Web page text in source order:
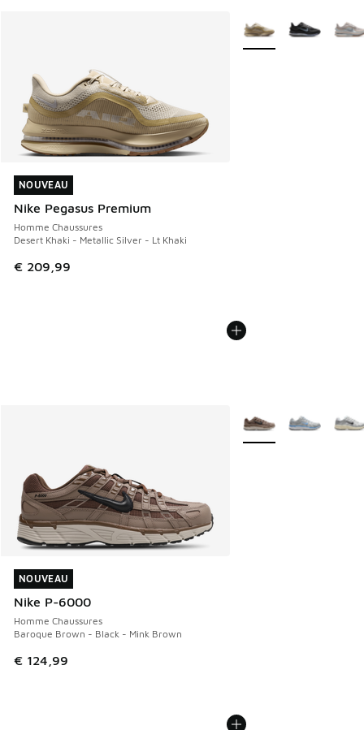
NOUVEAU
Nike Pegasus Premium
Homme Chaussures
Desert Khaki - Metallic Silver - Lt Khaki
€ 209,99
NOUVEAU
Plus de couleurs
NOUVEAU
Nike P-6000
Homme Chaussures
Baroque Brown - Black - Mink Brown
€ 124,99
NOUVEAU
Plus de couleurs